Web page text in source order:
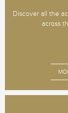
Discover all the
across